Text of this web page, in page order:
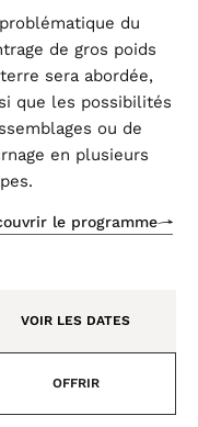
du
de gros poids
sera abordée,
que les possibilités
ou de
en plusieurs
le programme
VOIR LES DATES
OFFRIR